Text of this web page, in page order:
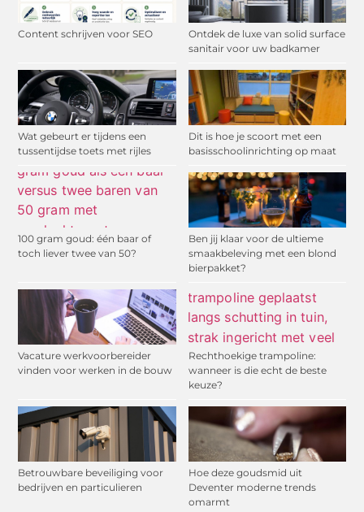
Content schrijven voor SEO
Ontdek de luxe van solid surface
sanitair voor uw badkamer
Wat gebeurt er tijdens een
tussentijdse toets met rijles
Dit is hoe je scoort met een
basisschoolinrichting op maat
100 gram goud: één baar of
toch liever twee van 50?
Ben jij klaar voor de ultieme
smaakbeleving met een blond
bierpakket?
Vacature werkvoorbereider
vinden voor werken in de bouw
Rechthoekige trampoline:
wanneer is die echt de beste
keuze?
Betrouwbare beveiliging voor
bedrijven en particulieren
Hoe deze goudsmid uit
Deventer moderne trends
omarmt